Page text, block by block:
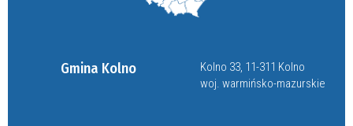
Gmina Kolno
Kolno 33, 11-311 Kolno
woj. warmińsko-mazurskie